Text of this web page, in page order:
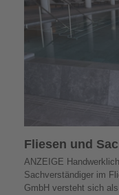
Fliesen und
ANZEIGE
Sachverständiger im
GmbH versteht sich